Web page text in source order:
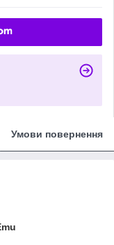
Умови повернення